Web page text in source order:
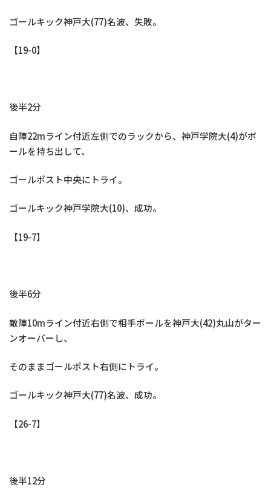
ゴールキック神戸大(77)名波、失敗。
【19-0】
後半2分
自陣22mライン付近左側でのラックから、神戸学院大(4)がボ
ールを持ち出して、
ゴールポスト中央にトライ。
ゴールキック神戸学院大(10)、成功。
【19-7】
後半6分
敵陣10mライン付近右側で相手ボールを神戸大(42)丸山がター
ンオーバーし、
そのままゴールポスト右側にトライ。
ゴールキック神戸大(77)名波、成功。
【26-7】
後半12分